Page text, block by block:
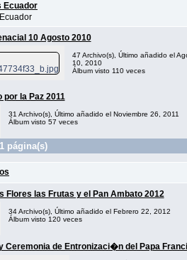
Ecuador
10 Agosto 2010
47 Archivo(s), Último añadido el
10, 2010
Álbum visto 110 veces
por la Paz 2011
31 Archivo(s), Último añadido el Noviembre 26, 2011
Álbum visto 57 veces
página(s)
Flores las Frutas y el Pan Ambato 2012
34 Archivo(s), Último añadido el Febrero 22, 2012
Álbum visto 120 veces
Ceremonia de Entronizaci�n del Papa